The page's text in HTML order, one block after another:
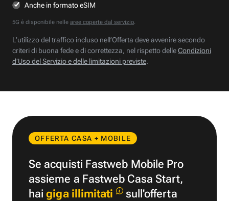
Anche in formato eSIM
5G è disponibile nelle aree coperte dal servizio.
L’utilizzo del traffico incluso nell’Offerta deve avvenire secondo
criteri di buona fede e di correttezza, nel rispetto delleCondizioni
d’Uso del Servizio e delle limitazioni previste.
OFFERTA CASA + MOBILE
Se acquisti Fastweb Mobile Pro
assieme a Fastweb Casa Start,
haigiga illimitati
sull'offerta